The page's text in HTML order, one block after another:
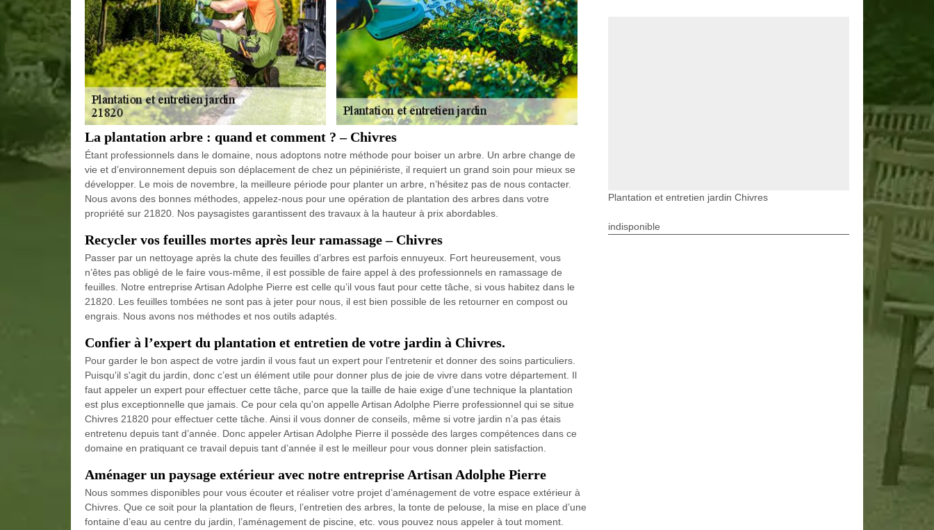
La plantation arbre : quand et comment ? – Chivres
Étant professionnels dans le domaine, nous adoptons notre méthode pour boiser un arbre. Un arbre change de
vie et d’environnement depuis son déplacement de chez un pépiniériste, il requiert un grand soin pour mieux se
développer. Le mois de novembre, la meilleure période pour planter un arbre, n’hésitez pas de nous contacter.
Nous avons des bonnes méthodes, appelez-nous pour une opération de plantation des arbres dans votre
propriété sur 21820. Nos paysagistes garantissent des travaux à la hauteur à prix abordables.
Recycler vos feuilles mortes après leur ramassage – Chivres
Passer par un nettoyage après la chute des feuilles d’arbres est parfois ennuyeux. Fort heureusement, vous
n’êtes pas obligé de le faire vous-même, il est possible de faire appel à des professionnels en ramassage de
feuilles. Notre entreprise Artisan Adolphe Pierre est celle qu’il vous faut pour cette tâche, si vous habitez dans le
21820. Les feuilles tombées ne sont pas à jeter pour nous, il est bien possible de les retourner en compost ou
engrais. Nous avons nos méthodes et nos outils adaptés.
Confier à l’expert du plantation et entretien de votre jardin à Chivres.
Pour garder le bon aspect de votre jardin il vous faut un expert pour l’entretenir et donner des soins particuliers.
Puisqu'il s'agit du jardin, donc c’est un élément utile pour donner plus de joie de vivre dans votre département. Il
faut appeler un expert pour effectuer cette tâche, parce que la taille de haie exige d’une technique la plantation
est plus exceptionnelle que jamais. Ce pour cela qu'on appelle Artisan Adolphe Pierre professionnel qui se situe
Chivres 21820 pour effectuer cette tâche. Ainsi il vous donner de conseils, même si votre jardin n’a pas étais
entretenu depuis tant d’année. Donc appeler Artisan Adolphe Pierre il possède des larges compétences dans ce
domaine en pratiquant ce travail depuis tant d’année il est le meilleur pour vous donner plein satisfaction.
Aménager un paysage extérieur avec notre entreprise Artisan Adolphe Pierre
Nous sommes disponibles pour vous écouter et réaliser votre projet d’aménagement de votre espace extérieur à
Chivres. Que ce soit pour la plantation de fleurs, l’entretien des arbres, la tonte de pelouse, la mise en place d’une
fontaine d’eau au centre du jardin, l’aménagement de piscine, etc. vous pouvez nous appeler à tout moment.
Plantation et entretien jardin Chivres
indisponible